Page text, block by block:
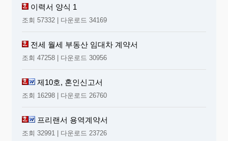
이력서 양식 1
조회 57332 | 다운로드 34169
전세 월세 부동산 임대차 계약서
조회 47258 | 다운로드 30956
제10호, 혼인신고서
조회 16298 | 다운로드 26760
프리랜서 용역계약서
조회 32991 | 다운로드 23726